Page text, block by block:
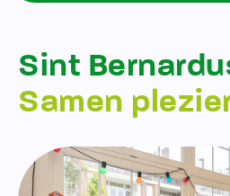
Sint
Samen